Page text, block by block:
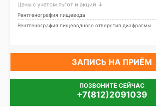
Победы,
Цены с учетом льгот и акций ↓
Рентгенография пищевода
Рентгенография пищеводного отверстия диафрагмы
ЗАПИСЬ НА ПРИЁМ
ПОЗВОНИТЕ СЕЙЧАС
+7(812)2091039